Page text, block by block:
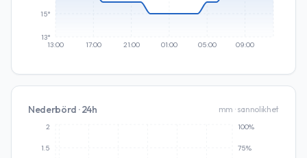
13:00 17:00 21:00 01:00 05:00 09:00
13°
15°
Nederbörd · 24h mm · sannolikhet
1.5
2
75%
100%